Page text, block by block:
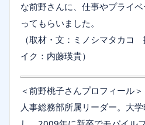
な前野さんに、仕事やプライ
ってもらいました。
（取材・文：ミノシマタカ
イク：内藤瑛貴）
＜前野桃子さんプロフィール＞
人事総務部所属リーダー。大